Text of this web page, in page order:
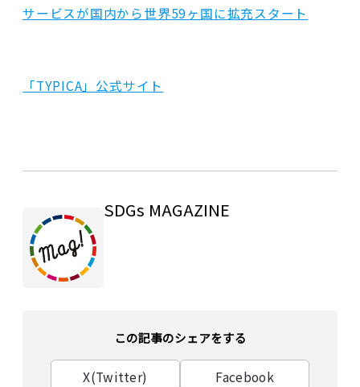
サービスが国内から世界59ヶ国に拡充スタート
「TYPICA」公式サイト
SDGs MAGAZINE
この記事のシェアをする
X(Twitter)
Facebook